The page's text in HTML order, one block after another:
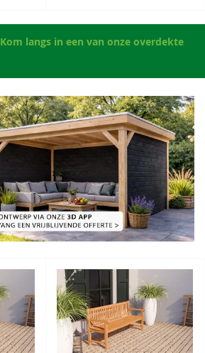
Kom langs in een van onze overdekte